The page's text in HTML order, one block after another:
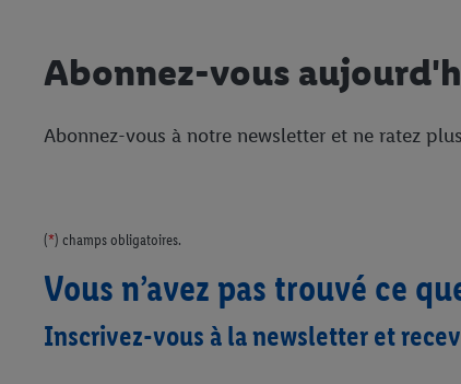
Abonnez-vous
Abonnez-vous à notre newsletter et ne ratez